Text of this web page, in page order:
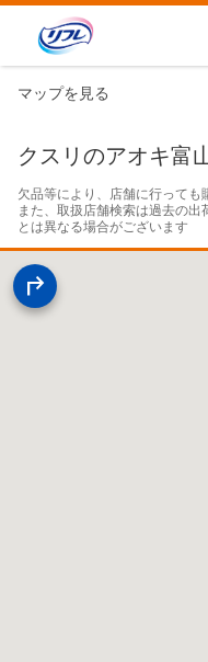
マップを見る
クスリのアオキ富
欠品等により、店舗に行って
また、取扱店舗検索は過去の
とは異なる場合がございます